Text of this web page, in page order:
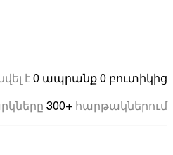
է 0 ապրանք 0 բուտիկից
300+ հարթակներում